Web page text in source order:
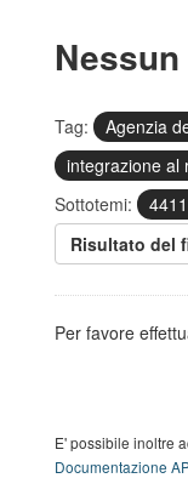
Tag: Agenzia
integrazione al
Sottotemi:
Risultato del
Per favore
E' possibile inoltre
Documentazione